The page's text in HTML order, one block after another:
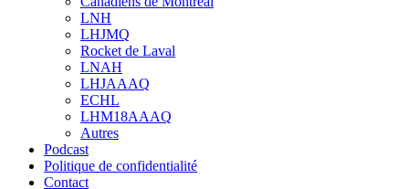
sub
menu
LNH
LHJMQ
Rocket de Laval
LNAH
LHJAAAQ
ECHL
LHM18AAAQ
Autres
Podcast
Politique de confidentialité
Contact